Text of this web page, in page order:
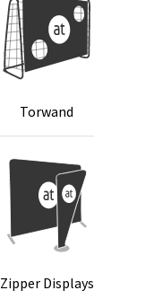
Tor­wand
Zip­per Dis­plays